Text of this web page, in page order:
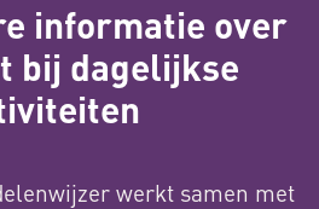
informatie over
bij dagelijkse
werkt samen met